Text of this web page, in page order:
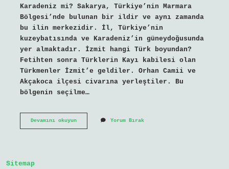
Karadeniz mi? Sakarya, Türkiye’nin Marmara
Bölgesi’nde bulunan bir ildir ve aynı zamanda
bu ilin merkezidir. İl, Türkiye’nin
kuzeybatısında ve Karadeniz’in güneydoğusunda
yer almaktadır. İzmit hangi Türk boyundan?
Fetihten sonra Türklerin Kayı kabilesi olan
Türkmenler İzmit’e geldiler. Orhan Camii ve
Akçakoca ilçesi civarına yerleştiler. Bu
bölgenin seçilme…
Devamını okuyunSakarya
Yorum Bırak
Sitemap